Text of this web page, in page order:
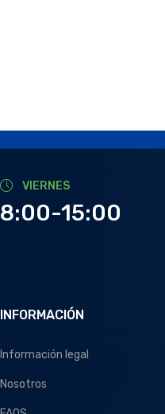
VIERNES
8:00-15:00
INFORMACIÓN
Información legal
Nosotros